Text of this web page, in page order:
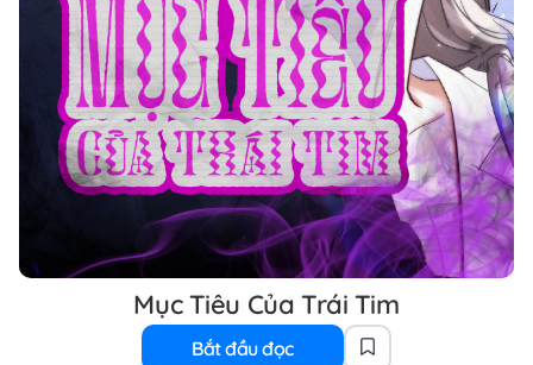
Mục Tiêu Của Trái Tim
Bắt đầu đọc